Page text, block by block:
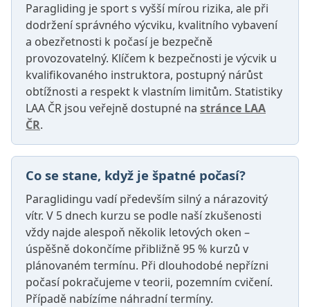
Paragliding je sport s vyšší mírou rizika, ale při
dodržení správného výcviku, kvalitního vybavení
a obezřetnosti k počasí je bezpečně
provozovatelný. Klíčem k bezpečnosti je výcvik u
kvalifikovaného instruktora, postupný nárůst
obtížnosti a respekt k vlastním limitům. Statistiky
LAA ČR jsou veřejně dostupné na stránce LAA
ČR.
Co se stane, když je špatné počasí?
Paraglidingu vadí především silný a nárazovitý
vítr. V 5 dnech kurzu se podle naší zkušenosti
vždy najde alespoň několik letových oken –
úspěšně dokončíme přibližně 95 % kurzů v
plánovaném termínu. Při dlouhodobé nepřízni
počasí pokračujeme v teorii, pozemním cvičení.
Případě nabízíme náhradní termíny.